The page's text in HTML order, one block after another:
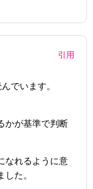
引用
でいます。
かが基準で判断
なれるように意
た。